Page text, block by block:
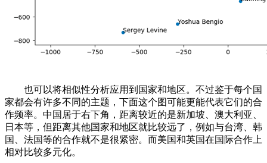
也可以将相似性分析应用到国家和地区。不过鉴于每个国
家都会有许多不同的主题，下面这个图可能更能代表它们的合
作频率。中国居于右下角，距离较近的是新加坡、澳大利亚、
日本等，但距离其他国家和地区就比较远了，例如与台湾、韩
国、法国等的合作就不是很紧密。而美国和英国在国际合作上
相对比较多元化。